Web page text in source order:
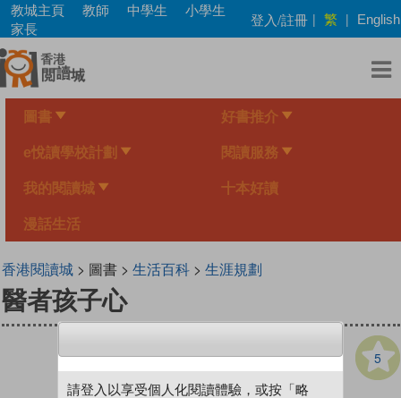
Skip
main
content
教城主頁 教師 中學生
小學生
家長
登入/註冊 | 繁 | English
圖書 好書推介
e悅讀學校計劃 閱讀服務
我的閱讀城 十本好讀
漫話生活
香港閱讀城> 圖書 > 生活百科> 生涯規劃
醫者孩子心
5
請登入以享受個人化閱讀體驗，或按「略